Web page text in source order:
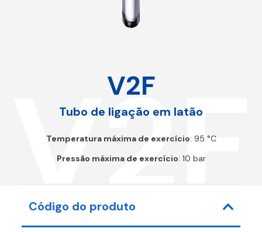
V2F
V2F
Tubo de ligação em latão
Temperatura máxima de exercício: 95 °C
Pressão máxima de exercício: 10 bar
Código do produto